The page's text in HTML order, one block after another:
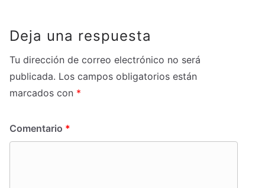
Deja una respuesta
Tu dirección de correo electrónico no será
publicada. Los campos obligatorios están
marcados con *
Comentario *